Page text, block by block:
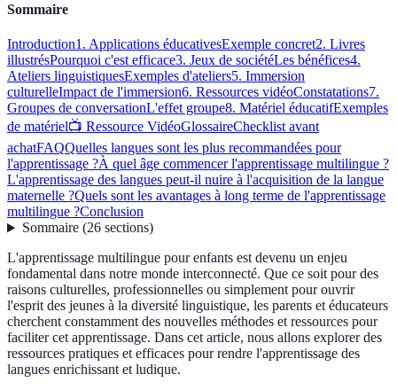
Sommaire
Introduction1. Applications éducativesExemple concret2. Livres
illustrésPourquoi c'est efficace3. Jeux de sociétéLes bénéfices4.
Ateliers linguistiquesExemples d'ateliers5. Immersion
culturelleImpact de l'immersion6. Ressources vidéoConstatations7.
Groupes de conversationL'effet groupe8. Matériel éducatifExemples
de matériel📺 Ressource VidéoGlossaireChecklist avant
achatFAQQuelles langues sont les plus recommandées pour
l'apprentissage ?À quel âge commencer l'apprentissage multilingue ?
L'apprentissage des langues peut-il nuire à l'acquisition de la langue
maternelle ?Quels sont les avantages à long terme de l'apprentissage
multilingue ?Conclusion
Sommaire(26 sections)
L'apprentissage multilingue pour enfants est devenu un enjeu
fondamental dans notre monde interconnecté. Que ce soit pour des
raisons culturelles, professionnelles ou simplement pour ouvrir
l'esprit des jeunes à la diversité linguistique, les parents et éducateurs
cherchent constamment des nouvelles méthodes et ressources pour
faciliter cet apprentissage. Dans cet article, nous allons explorer des
ressources pratiques et efficaces pour rendre l'apprentissage des
langues enrichissant et ludique.